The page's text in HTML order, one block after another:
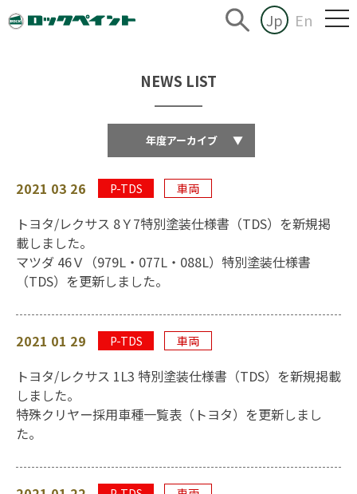
Jp En
NEWS LIST
年度アーカイブ ▼
2021 03 26 P-TDS 車両
トヨタ/レクサス 8Ｙ7特別塗装仕様書（TDS）を新規掲
載しました。
マツダ 46Ｖ（979L・077L・088L）特別塗装仕様書
（TDS）を更新しました。
2021 01 29 P-TDS 車両
トヨタ/レクサス 1L3 特別塗装仕様書（TDS）を新規掲載
しました。
特殊クリヤー採用車種一覧表（トヨタ）を更新しまし
た。